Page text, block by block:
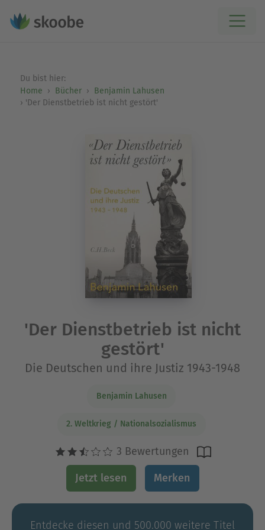
Du bist hier:
Home
Bücher
Benjamin Lahusen
'Der Dienstbetrieb ist nicht gestört'
'Der Dienstbetrieb ist nicht
gestört'
Die Deutschen und ihre Justiz 1943-1948
Benjamin Lahusen
2. Weltkrieg / Nationalsozialismus
3 Bewertungen
Jetzt lesen Merken
Entdecke diesen und 500.000 weitere Titel